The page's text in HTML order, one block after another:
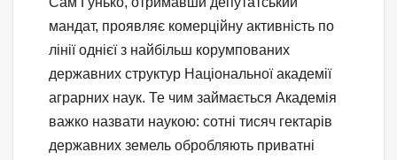
мандат, проявляє комерційну активність по
лінії однієї з найбільш корумпованих
державних структур Національної академії
аграрних наук. Те чим займається Академія
важко назвати наукою: сотні тисяч гектарів
державних земель обробляють приватні